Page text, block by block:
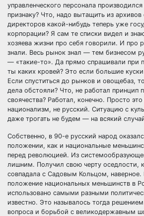
управленческого персонала
признаку? Что, надо вытащить из архивов
директоров какой-нибудь теперь уже
корпорации? Я сам те списки видел и
хозяева жизни про себя говорили. И про
знали. Весь рынок знал — тем бизнесом
— «такие-то». Да прямо спрашивали при
ты каких кровей? Это если большие
Если спуститься до рынков и овощебаз,
дела обстояли? Что, не работал принцип
своячества? Работал, конечно. Просто
национализм, не русский. Ситуацию с
даже трогать не будем — на всякий
Собственно, в 90-е русский народ
положении, как и национальные
перед революцией. Из
лишним. Получил свою черту оседлости,
совпадала с Садовым Кольцом, наверное.
положение национальных меньшинств в
использовано самыми разными
известно. Это называлось тогда
вопроса и борьбой с великодержавным